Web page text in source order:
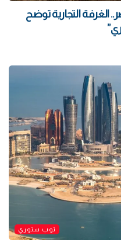
مصر.. الغرفة التجارية توضح
توب ستوري